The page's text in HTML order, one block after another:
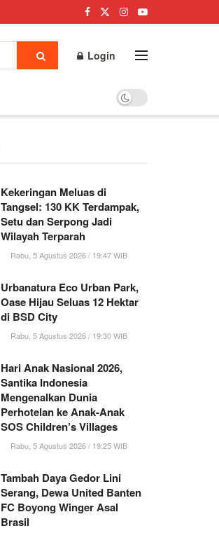
Login
Kekeringan Meluas di
Tangsel: 130 KK Terdampak,
Setu dan Serpong Jadi
Wilayah Terparah
Rabu, 5 Agustus 2026 / 19:47 WIB
Urbanatura Eco Urban Park,
Oase Hijau Seluas 12 Hektar
di BSD City
Rabu, 5 Agustus 2026 / 19:30 WIB
Hari Anak Nasional 2026,
Santika Indonesia
Mengenalkan Dunia
Perhotelan ke Anak-Anak
SOS Children’s Villages
Rabu, 5 Agustus 2026 / 19:25 WIB
Tambah Daya Gedor Lini
Serang, Dewa United Banten
FC Boyong Winger Asal
Brasil